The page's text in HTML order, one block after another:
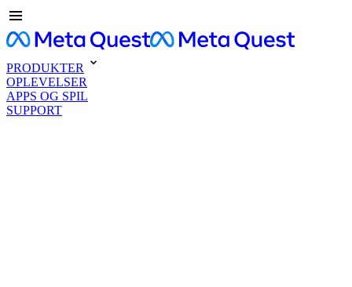
PRODUKTER
OPLEVELSER
APPS OG SPIL
SUPPORT